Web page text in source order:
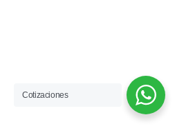
Cotizaciones